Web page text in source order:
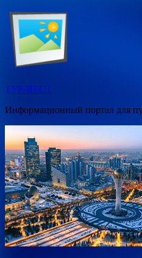
Перейти
содержимому
ТУР-ВЕСТ
Информационный портал для